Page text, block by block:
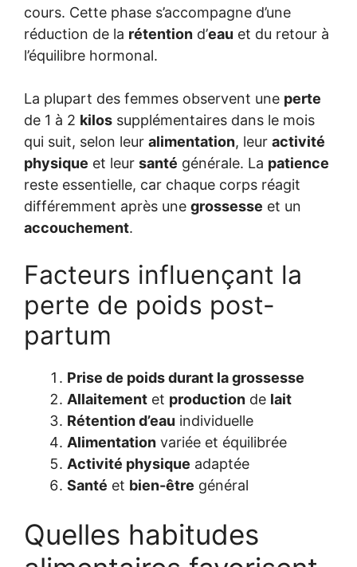
cours. Cette phase s’accompagne d’une
réduction de la rétention d’eau et du retour à
l’équilibre hormonal.
La plupart des femmes observent une perte
de 1 à 2 kilos supplémentaires dans le mois
qui suit, selon leur alimentation, leur activité
physique et leur santé générale. La patience
reste essentielle, car chaque corps réagit
différemment après une grossesse et un
accouchement.
Facteurs influençant la
perte de poids post-
partum
Prise de poids durant la grossesse
Allaitement et production de lait
Rétention d’eau individuelle
Alimentation variée et équilibrée
Activité physique adaptée
Santé et bien-être général
Quelles habitudes